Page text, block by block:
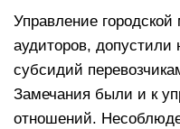
Управление
аудиторов,
субсидий
Замечания были и к
отношений.